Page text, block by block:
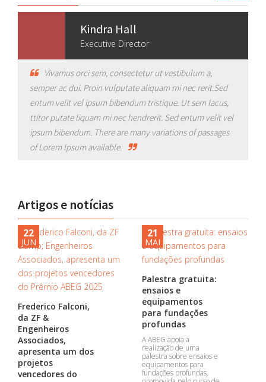
Kindra Hall
Executive Director
Vivamus orci sem, consectetur ut vestibulum a,
semper ac dui. Proin vulputate aliquam mi nec rerit.Sed
entum velit vel ipsum bibendum tristique. Ut sem lacus,
ttitor putate liquam mi nec hendrerit. Sed entum velit vel
ipsum bibendum. There are many variations of passages
of Lorem Ipsum available.
Artigos e notícias
22
JUN
Frederico Falconi,
da ZF &
Engenheiros
Associados,
apresenta um dos
projetos
vencedores do
21
MAI
Palestra gratuita:
ensaios e
equipamentos
para fundações
profundas
A ABEG apoia a
realização de uma
palestra sobre ensaios e
equipamentos para
fundações profundas,